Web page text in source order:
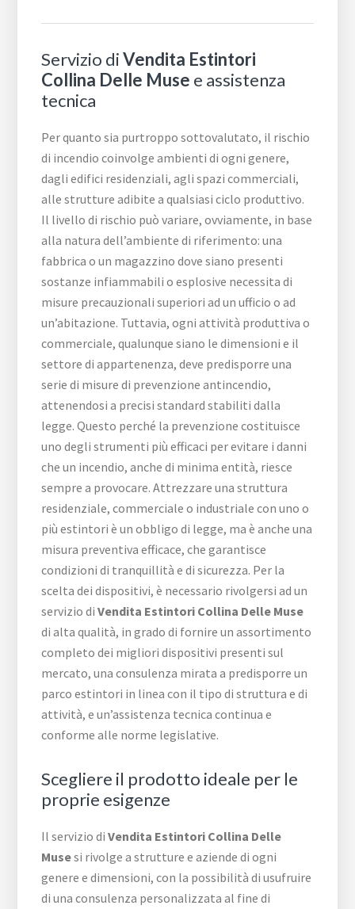
Servizio diVendita Estintori
Collina Delle Muse e assistenza
tecnica
Per quanto sia purtroppo sottovalutato, il rischio
di incendio coinvolge ambienti di ogni genere,
dagli edifici residenziali, agli spazi commerciali,
alle strutture adibite a qualsiasi ciclo produttivo.
Il livello di rischio può variare, ovviamente, in base
alla natura dell’ambiente di riferimento: una
fabbrica o un magazzino dove siano presenti
sostanze infiammabili o esplosive necessita di
misure precauzionali superiori ad un ufficio o ad
un’abitazione. Tuttavia, ogni attività produttiva o
commerciale, qualunque siano le dimensioni e il
settore di appartenenza, deve predisporre una
serie di misure di prevenzione antincendio,
attenendosi a precisi standard stabiliti dalla
legge. Questo perché la prevenzione costituisce
uno degli strumenti più efficaci per evitare i danni
che un incendio, anche di minima entità, riesce
sempre a provocare. Attrezzare una struttura
residenziale, commerciale o industriale con uno o
più estintori è un obbligo di legge, ma è anche una
misura preventiva efficace, che garantisce
condizioni di tranquillità e di sicurezza. Per la
scelta dei dispositivi, è necessario rivolgersi ad un
servizio diVendita Estintori Collina Delle Muse
di alta qualità, in grado di fornire un assortimento
completo dei migliori dispositivi presenti sul
mercato, una consulenza mirata a predisporre un
parco estintori in linea con il tipo di struttura e di
attività, e un’assistenza tecnica continua e
conforme alle norme legislative.
Scegliere il prodotto ideale per le
proprie esigenze
Il servizio diVendita Estintori Collina Delle
Musesi rivolge a strutture e aziende di ogni
genere e dimensioni, con la possibilità di usufruire
di una consulenza personalizzata al fine di